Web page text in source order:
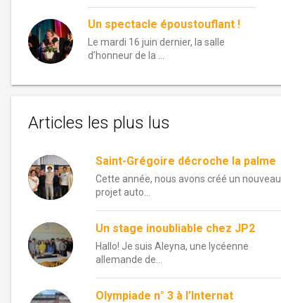
Un spectacle époustouflant !
Le mardi 16 juin dernier, la salle
d’honneur de la …
Articles les plus lus
Saint-Grégoire décroche la palme
Cette année, nous avons créé un nouveau
projet auto...
Un stage inoubliable chez JP2
Hallo! Je suis Aleyna, une lycéenne
allemande de...
Olympiade n° 3 à l’Internat